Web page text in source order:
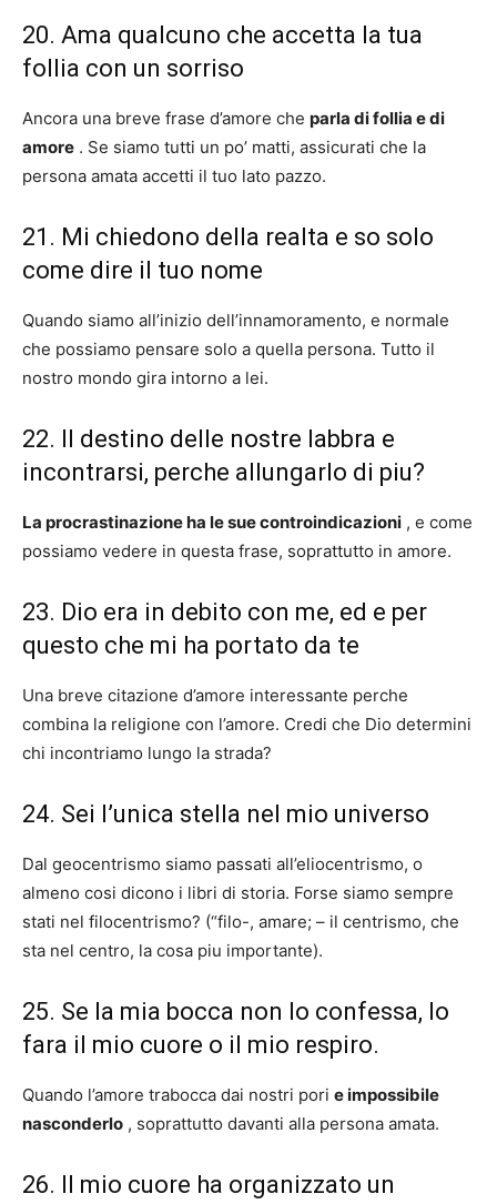
20. Ama qualcuno che accetta la tua
follia con un sorriso
Ancora una breve frase d’amore che parla di follia e di
amore . Se siamo tutti un po’ matti, assicurati che la
persona amata accetti il ​​tuo lato pazzo.
21. Mi chiedono della realta e so solo
come dire il tuo nome
Quando siamo all’inizio dell’innamoramento, e normale
che possiamo pensare solo a quella persona. Tutto il
nostro mondo gira intorno a lei.
22. Il destino delle nostre labbra e
incontrarsi, perche allungarlo di piu?
La procrastinazione ha le sue controindicazioni , e come
possiamo vedere in questa frase, soprattutto in amore.
23. Dio era in debito con me, ed e per
questo che mi ha portato da te
Una breve citazione d’amore interessante perche
combina la religione con l’amore. Credi che Dio determini
chi incontriamo lungo la strada?
24. Sei l’unica stella nel mio universo
Dal geocentrismo siamo passati all’eliocentrismo, o
almeno cosi dicono i libri di storia. Forse siamo sempre
stati nel filocentrismo? (“filo-, amare; – il centrismo, che
sta nel centro, la cosa piu importante).
25. Se la mia bocca non lo confessa, lo
fara il mio cuore o il mio respiro.
Quando l’amore trabocca dai nostri pori e impossibile
nasconderlo , soprattutto davanti alla persona amata.
26. Il mio cuore ha organizzato un